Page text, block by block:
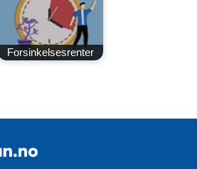
Forsinkelsesrenter